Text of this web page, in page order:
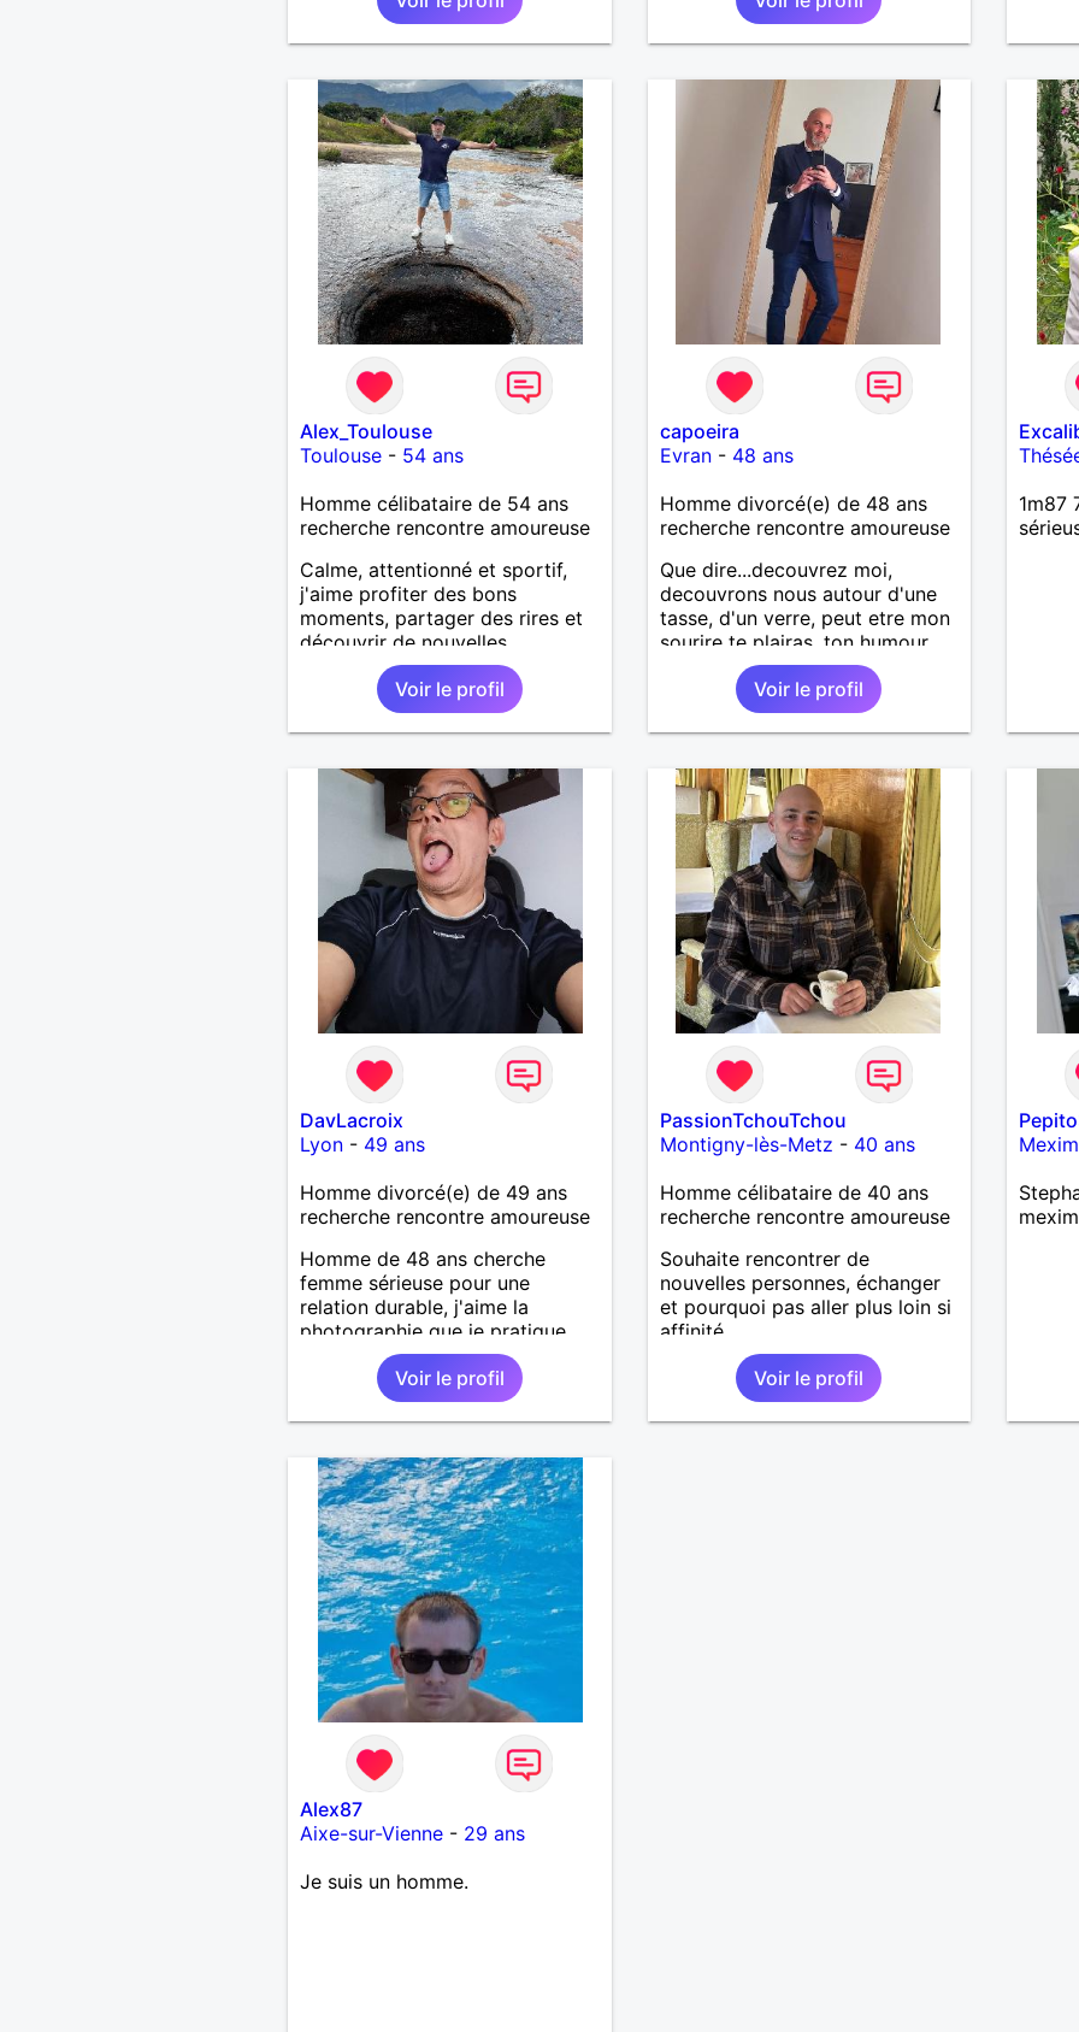
un
voir
et
de
d'
Alex_Toulouse
Toulouse- 54 ans
Homme célibataire de 54 ans
recherche rencontre amoureuse
Calme, attentionné et sportif,
j'aime profiter des bons
moments, partager des rires et
découvrir de nouvelles
expériences. Sincère et à
l'écoute, je recherche une
personne avec qui construire
une belle complicité et une
Voir le profil
capoeira
Evran- 48 ans
Homme divorcé(e) de 48 ans
recherche rencontre amoureuse
Que dire...decouvrez moi,
decouvrons nous autour d'une
tasse, d'un verre, peut etre mon
sourire te plairas, ton humour
me fera pouffer.. en tout cas on
a tout a gagner.Voir le profil
1m87
DavLacroix
Lyon- 49 ans
Homme divorcé(e) de 49 ans
recherche rencontre amoureuse
Homme de 48 ans cherche
femme sérieuse pour une
relation durable, j'aime la
photographie que je pratique,
mais l'art en général, j'aime
bricoler, marcher, resto, ciné,
mais aussi passer des moments
calme devant un bon film ou une
reste est à découvrir.
Voir le profil
PassionTchouTchou
Montigny-lès-Metz - 40 ans
Homme célibataire de 40 ans
recherche rencontre amoureuse
Souhaite rencontrer de
nouvelles personnes, échanger
et pourquoi pas aller plus loin si
affinité...
Voir le profil
Alex87
Aixe-sur-Vienne- 29 ans
Je suis un homme.